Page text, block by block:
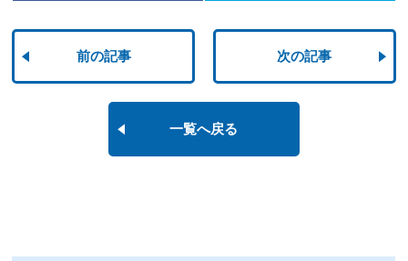
前の記事 次の記事
一覧へ戻る